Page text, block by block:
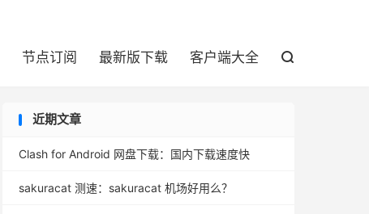
节点订阅 最新版下载 客户端大全 
近期文章
Clash for Android 网盘下载：国内下载速度快
sakuracat 测速：sakuracat 机场好用么？